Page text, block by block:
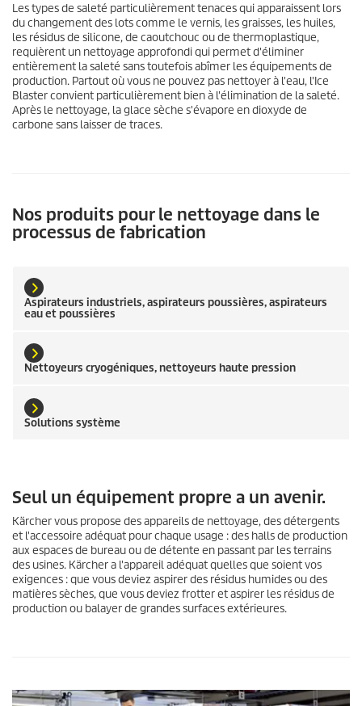
Les types de saleté particulièrement tenaces qui apparaissent lors
du changement des lots comme le vernis, les graisses, les huiles,
les résidus de silicone, de caoutchouc ou de thermoplastique,
requièrent un nettoyage approfondi qui permet d'éliminer
entièrement la saleté sans toutefois abîmer les équipements de
production. Partout où vous ne pouvez pas nettoyer à l'eau, l'Ice
Blaster convient particulièrement bien à l'élimination de la saleté.
Après le nettoyage, la glace sèche s'évapore en dioxyde de
carbone sans laisser de traces.
Nos produits pour le nettoyage dans le
processus de fabrication
Aspirateurs industriels, aspirateurs poussières, aspirateurs
eau et poussières
Nettoyeurs cryogéniques, nettoyeurs haute pression
Solutions système
Seul un équipement propre a un avenir.
Kärcher vous propose des appareils de nettoyage, des détergents
et l'accessoire adéquat pour chaque usage : des halls de production
aux espaces de bureau ou de détente en passant par les terrains
des usines. Kärcher a l'appareil adéquat quelles que soient vos
exigences : que vous deviez aspirer des résidus humides ou des
matières sèches, que vous deviez frotter et aspirer les résidus de
production ou balayer de grandes surfaces extérieures.